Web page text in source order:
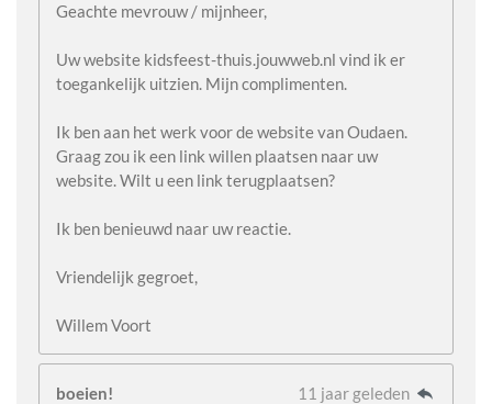
Geachte mevrouw / mijnheer,
Uw website kidsfeest-thuis.jouwweb.nl vind ik er
toegankelijk uitzien. Mijn complimenten.
Ik ben aan het werk voor de website van Oudaen.
Graag zou ik een link willen plaatsen naar uw
website. Wilt u een link terugplaatsen?
Ik ben benieuwd naar uw reactie.
Vriendelijk gegroet,
Willem Voort
boeien!
11 jaar geleden